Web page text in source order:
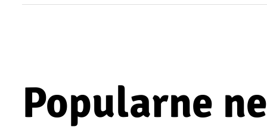
Popularne